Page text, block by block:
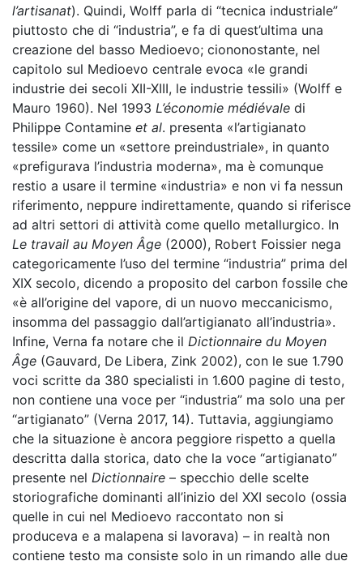
l’artisanat). Quindi, Wolff parla di “tecnica industriale”
piuttosto che di “industria”, e fa di quest’ultima una
creazione del basso Medioevo; ciononostante, nel
capitolo sul Medioevo centrale evoca «le grandi
industrie dei secoli XII-XIII, le industrie tessili» (Wolff e
Mauro 1960). Nel 1993 L’économie médiévale di
Philippe Contamine et al. presenta «l’artigianato
tessile» come un «settore preindustriale», in quanto
«prefigurava l’industria moderna», ma è comunque
restio a usare il termine «industria» e non vi fa nessun
riferimento, neppure indirettamente, quando si riferisce
ad altri settori di attività come quello metallurgico. In
Le travail au Moyen Âge (2000), Robert Foissier nega
categoricamente l’uso del termine “industria” prima del
XIX secolo, dicendo a proposito del carbon fossile che
«è all’origine del vapore, di un nuovo meccanicismo,
insomma del passaggio dall’artigianato all’industria».
Infine, Verna fa notare che il Dictionnaire du Moyen
Âge (Gauvard, De Libera, Zink 2002), con le sue 1.790
voci scritte da 380 specialisti in 1.600 pagine di testo,
non contiene una voce per “industria” ma solo una per
“artigianato” (Verna 2017, 14). Tuttavia, aggiungiamo
che la situazione è ancora peggiore rispetto a quella
descritta dalla storica, dato che la voce “artigianato”
presente nel Dictionnaire – specchio delle scelte
storiografiche dominanti all’inizio del XXI secolo (ossia
quelle in cui nel Medioevo raccontato non si
produceva e a malapena si lavorava) – in realtà non
contiene testo ma consiste solo in un rimando alle due